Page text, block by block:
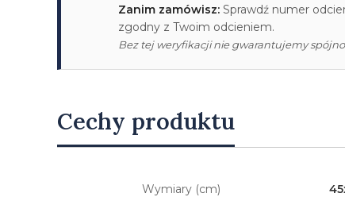
Zanim zamówisz: Sprawdź numer
zgodny z Twoim odcieniem.
Bez tej weryfikacji nie gwarantujemy
Cechy produktu
Wymiary (cm)